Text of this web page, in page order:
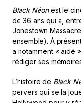
Black Néonest le
de 36 ans qui a,
Jonestown Massacre
ensemble). À
a notamment « aidé
rédiger ses
L’histoire de Black
pervers qui se la